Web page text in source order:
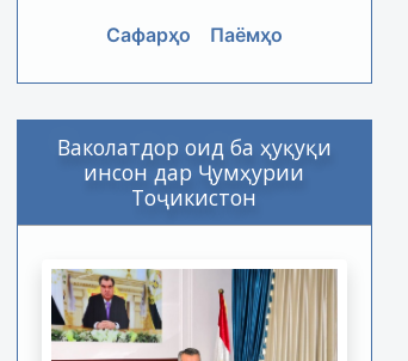
Сафарҳо
Паёмҳо
Ваколатдор оид ба ҳуқуқи
инсон дар Ҷумҳурии
Тоҷикистон